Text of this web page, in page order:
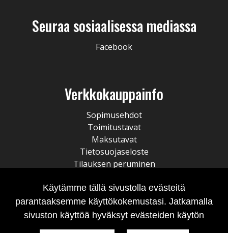
Seuraa sosiaalisessa mediassa
Facebook
Verkkokauppainfo
Sopimusehdot
Toimitustavat
Maksutavat
Tietosuojaseloste
Tilauksen peruminen
Käytämme tällä sivustolla evästeitä
parantaaksemme käyttökokemustasi. Jatkamalla
sivuston käyttöä hyväksyt evästeiden käytön